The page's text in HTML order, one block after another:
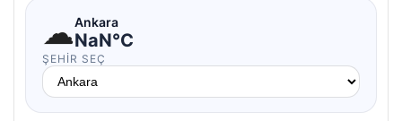
☁Ankara
NaN°C
ŞEHIR SEÇ